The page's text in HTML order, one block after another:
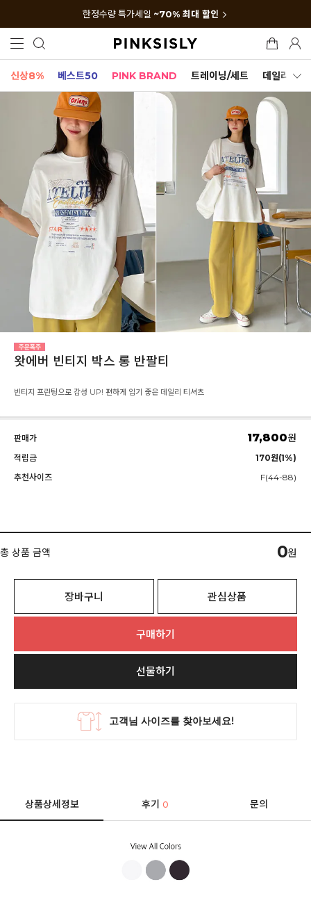
한정수량 특가세일 ~70% 최대 할인
신상8% 베스트50 PINK BRAND 트레이닝/세트 데일리세트
왓에버 빈티지 박스 롱 반팔티
빈티지 프린팅으로 감성 UP! 편하게 입기 좋은 데일리 티셔츠
판매가 17,800원
적립금
170원(1%)
추천사이즈
F(44-88)
총 상품 금액 0원
장바구니 관심상품
구매하기
선물하기
상품상세정보 후기0 문의